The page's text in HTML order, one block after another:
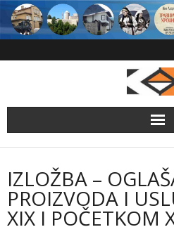
Skip
content
IZLOŽBA –
PROIZVODA I
XIX I POČETKOM